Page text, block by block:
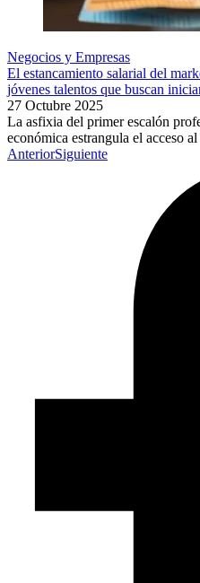
Negocios y Empresas
El estancamiento salarial del
jóvenes talentos que buscan
27 Octubre 2025
La asfixia del primer escalón
económica estrangula el acceso
AnteriorSiguiente